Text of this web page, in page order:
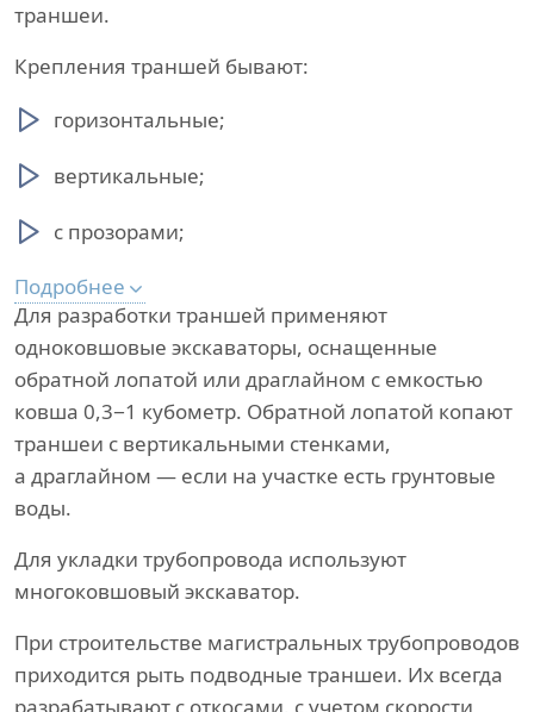
траншеи.
Крепления траншей бывают:
горизонтальные;
вертикальные;
с прозорами;
Подробнее
Для разработки траншей применяют
одноковшовые экскаваторы, оснащенные
обратной лопатой или драглайном с емкостью
ковша 0,3−1 кубометр. Обратной лопатой копают
траншеи с вертикальными стенками,
а драглайном — если на участке есть грунтовые
воды.
Для укладки трубопровода используют
многоковшовый экскаватор.
При строительстве магистральных трубопроводов
приходится рыть подводные траншеи. Их всегда